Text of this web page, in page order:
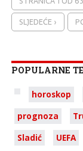
SLJEDEĆE ›
POPULARNE
horoskop
prognoza
Sladić
UEFA